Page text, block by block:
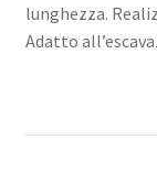
lunghezza.
Adatto